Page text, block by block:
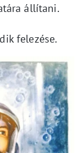
állítani.
felezése.